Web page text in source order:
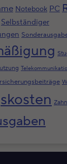
Notebook PC
Selbständiger